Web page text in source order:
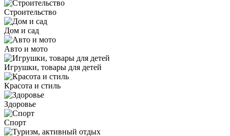
Строительство
Дом и сад
Авто и мото
Игрушки, товары для детей
Красота и стиль
Здоровье
Спорт